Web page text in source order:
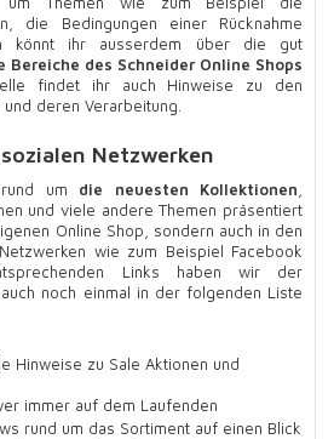
die Bedingungen einer Rücknahme
könnt ihr ausserdem über die gut
Bereiche des Schneider Online Shops
findet ihr auch Hinweise zu den
deren Verarbeitung.
Netzwerken
um die neuesten Kollektionen,
und viele andere Themen präsentiert
Online Shop, sondern auch in den
wie zum Beispiel Facebook
Links haben wir der
noch einmal in der folgenden Liste
Hinweise zu Sale Aktionen und
immer auf dem Laufenden
rund um das Sortiment auf einen Blick